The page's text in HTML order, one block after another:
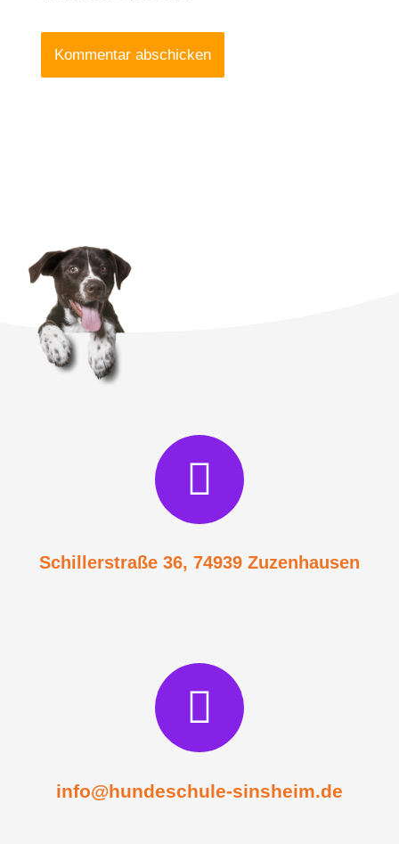
Schillerstraße 36, 74939 Zuzenhausen
info@hundeschule-sinsheim.de